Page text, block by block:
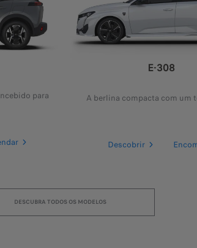
para
E-308
A berlina compacta com um
Descobrir
DESCUBRA TODOS OS MODELOS